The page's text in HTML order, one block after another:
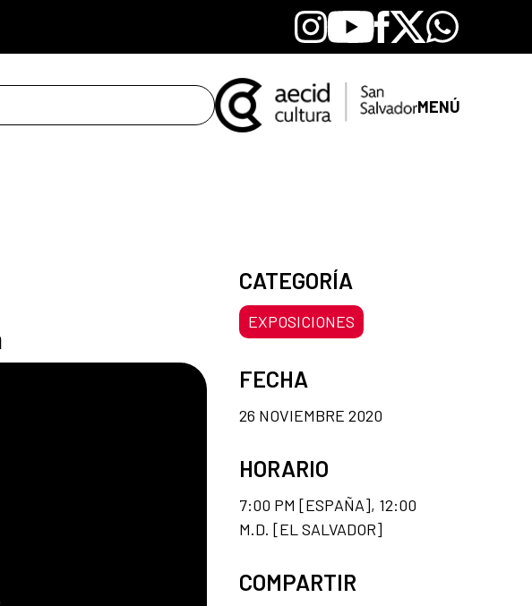
Instagram
YoutubeFacebook
X Whatsapp
MENÚ
CATEGORÍA
EXPOSICIONES
FECHA
26 NOVIEMBRE 2020
HORARIO
7:00 PM [ESPAÑA], 12:00
M.D. [EL SALVADOR]
COMPARTIR